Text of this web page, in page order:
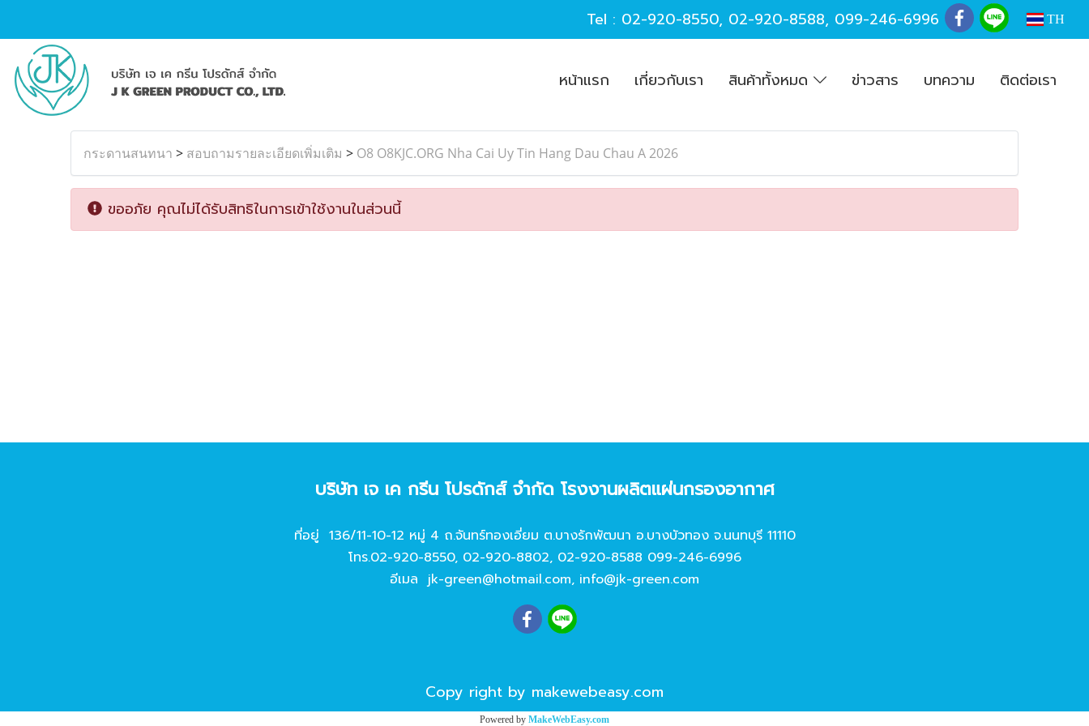
Tel : 02-920-8550, 02-920-8588, 099-246-6996 TH
หน้าแรก เกี่ยวกับเรา สินค้าทั้งหมด ข่าวสาร บทความ ติดต่อเรา
กระดานสนทนา > สอบถามรายละเอียดเพิ่มเติม > O8 O8KJC.ORG Nha Cai Uy Tin Hang Dau Chau A 2026
ขออภัย คุณไม่ได้รับสิทธิในการเข้าใช้งานในส่วนนี้
บริษัท เจ เค กรีน โปรดักส์ จํากัด โรงงานผลิตแผ่นกรองอากาศ
ที่อยู่ 136/11-10-12 หมู่ 4 ถ.จันทร์ทองเอี่ยม ต.บางรักพัฒนา อ.บางบัวทอง จ.นนทบุรี 11110
โทร.02-920-8550, 02-920-8802, 02-920-8588 099-246-6996
อีเมล jk-green@hotmail.com, info@jk-green.com
Copy right by makewebeasy.com
Powered by MakeWebEasy.com